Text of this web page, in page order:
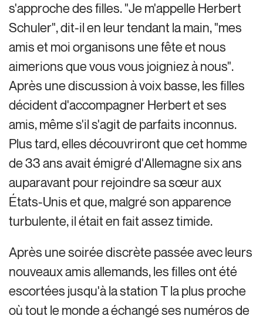
s'approche des filles. "Je m'appelle Herbert
Schuler", dit-il en leur tendant la main, "mes
amis et moi organisons une fête et nous
aimerions que vous vous joigniez à nous".
Après une discussion à voix basse, les filles
décident d'accompagner Herbert et ses
amis, même s'il s'agit de parfaits inconnus.
Plus tard, elles découvriront que cet homme
de 33 ans avait émigré d'Allemagne six ans
auparavant pour rejoindre sa sœur aux
États-Unis et que, malgré son apparence
turbulente, il était en fait assez timide.
Après une soirée discrète passée avec leurs
nouveaux amis allemands, les filles ont été
escortées jusqu'à la station T la plus proche
où tout le monde a échangé ses numéros de